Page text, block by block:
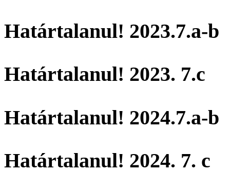
Határtalanul! 2023.7.a-b
Határtalanul! 2023. 7.c
Határtalanul! 2024.7.a-b
Határtalanul! 2024. 7. c